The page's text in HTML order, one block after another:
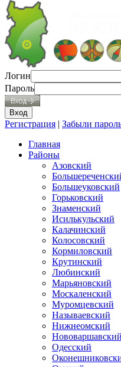
Логин
Пароль
Регистрация | Забыли
Главная
Районы
Азовский
Большеуковский
Горьковский
Знаменский
Исилькульский
Калачинский
Колосовский
Кормиловский
Крутинский
Любинский
Марьяновский
Москаленский
Муромцевский
Называевский
Нижнеомский
Нововаршавский
Одесский